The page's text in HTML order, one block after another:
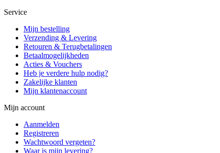
Service
Mijn bestelling
Verzending & Levering
Retouren & Terugbetalingen
Betaalmogelijkheden
Acties & Vouchers
Heb je verdere hulp nodig?
Zakelijke klanten
Mijn klantenaccount
Mijn account
Aanmelden
Registreren
Wachtwoord vergeten?
Waar is mijn levering?